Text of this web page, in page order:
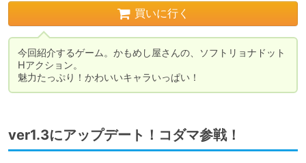
買いに行く
今回紹介するゲーム。かもめし屋さんの、ソフトリョナドット
Hアクション。
魅力たっぷり！かわいいキャラいっぱい！
ver1.3にアップデート！コダマ参戦！